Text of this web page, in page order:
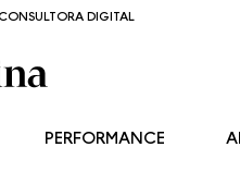
DIGITAL
PERFORMANCE